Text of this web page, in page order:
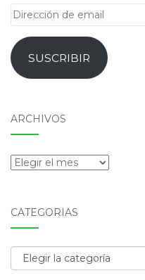
Dirección
emailSUSCRIBIR
ARCHIVOS
Archivos
CATEGORÍAS
Categorías